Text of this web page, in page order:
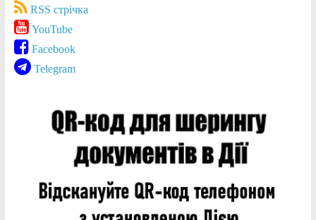
RSS стрічка
YouTube
Facebook
Telegram